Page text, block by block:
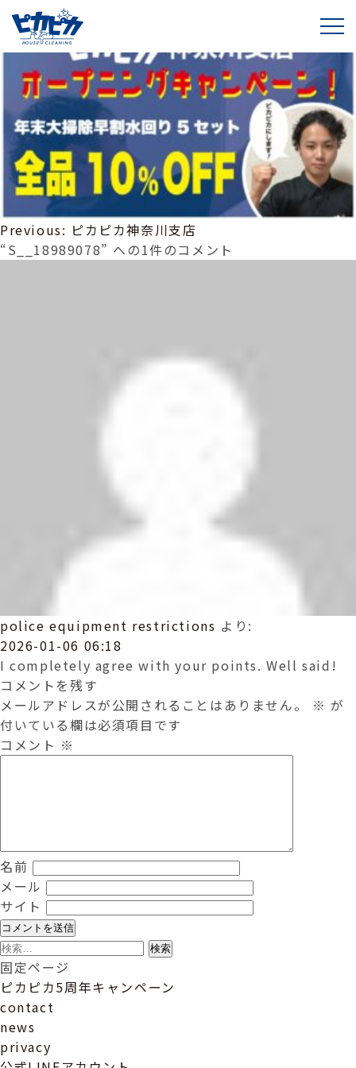
S__18989078
投
稿
Previous: ピカピカ神奈川支店
“S__18989078” への1件のコメント
police equipment restrictions より:
2026-01-06 06:18
I completely agree with your points. Well said!
コメントを残す
メールアドレスが公開されることはありません。
※ が
付いている欄は必須項目です
コメント ※
名前
メール
サイト
検
索:
固定ページ
ピカピカ5周年キャンペーン
contact
news
privacy